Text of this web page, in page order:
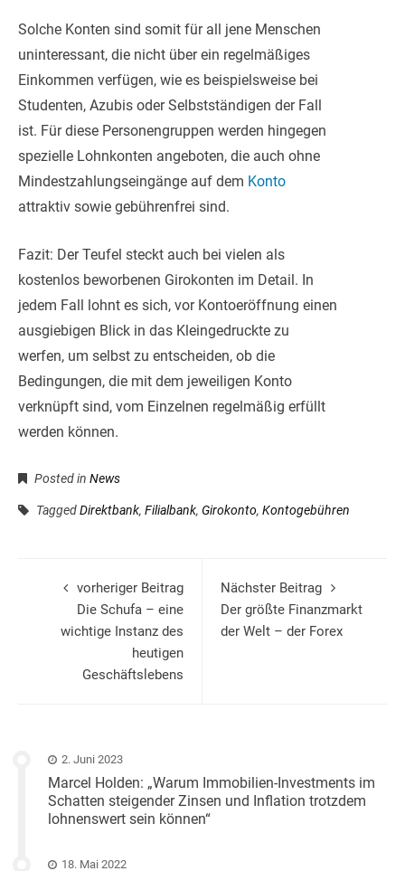
Solche Konten sind somit für all jene Menschen
uninteressant, die nicht über ein regelmäßiges
Einkommen verfügen, wie es beispielsweise bei
Studenten, Azubis oder Selbstständigen der Fall
ist. Für diese Personengruppen werden hingegen
spezielle Lohnkonten angeboten, die auch ohne
Mindestzahlungseingänge auf dem Konto
attraktiv sowie gebührenfrei sind.
Fazit: Der Teufel steckt auch bei vielen als
kostenlos beworbenen Girokonten im Detail. In
jedem Fall lohnt es sich, vor Kontoeröffnung einen
ausgiebigen Blick in das Kleingedruckte zu
werfen, um selbst zu entscheiden, ob die
Bedingungen, die mit dem jeweiligen Konto
verknüpft sind, vom Einzelnen regelmäßig erfüllt
werden können.
Posted in News
TaggedDirektbank, Filialbank, Girokonto, Kontogebühren
vorheriger Beitrag
Die Schufa – eine
wichtige Instanz des
heutigen
Geschäftslebens
Nächster Beitrag
Der größte Finanzmarkt
der Welt – der Forex
2. Juni 2023
Marcel Holden: „Warum Immobilien-Investments im
Schatten steigender Zinsen und Inflation trotzdem
lohnenswert sein können“
18. Mai 2022